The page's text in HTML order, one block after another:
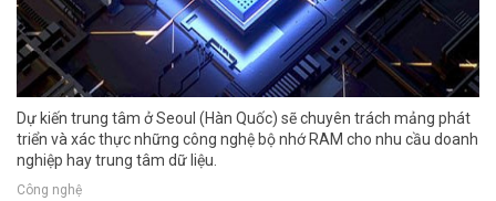
Dự kiến trung tâm ở Seoul (Hàn Quốc) sẽ chuyên trách mảng phát
triển và xác thực những công nghệ bộ nhớ RAM cho nhu cầu doanh
nghiệp hay trung tâm dữ liệu.
Công nghệ